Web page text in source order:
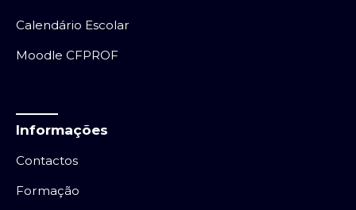
Calendário Escolar
Moodle CFPROF
Informações
Contactos
Formação